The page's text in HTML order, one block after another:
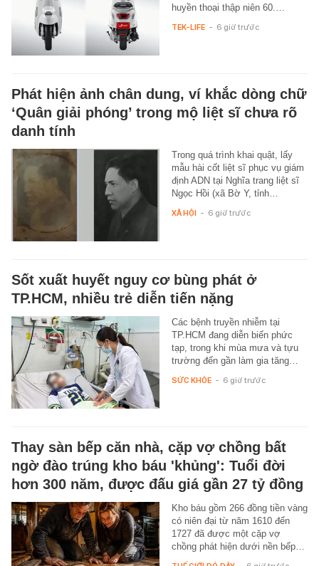
huyền thoại thập niên 60.…
TEK-LIFE - 6 giờ trước
Phát hiện ảnh chân dung, ví khắc dòng chữ
‘Quân giải phóng’ trong mộ liệt sĩ chưa rõ
danh tính
Trong quá trình khai quật, lấy
mẫu hài cốt liệt sĩ phục vụ giám
định ADN tại Nghĩa trang liệt sĩ
Ngọc Hồi (xã Bờ Y, tỉnh…
XÃ HỘI - 6 giờ trước
Sốt xuất huyết nguy cơ bùng phát ở
TP.HCM, nhiều trẻ diễn tiến nặng
Các bệnh truyền nhiễm tại
TP.HCM đang diễn biến phức
tạp, trong khi mùa mưa và tựu
trường đến gần làm gia tăng…
SỨC KHỎE - 6 giờ trước
Thay sàn bếp căn nhà, cặp vợ chồng bất
ngờ đào trúng kho báu 'khủng': Tuổi đời
hơn 300 năm, được đấu giá gần 27 tỷ đồng
Kho báu gồm 266 đồng tiền vàng
có niên đại từ năm 1610 đến
1727 đã được một cặp vợ
chồng phát hiện dưới nền bếp…